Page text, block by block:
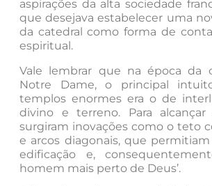
aspirações da alta sociedade
que desejava estabelecer uma
da catedral como forma de
espiritual.
Vale lembrar que na época da
Notre Dame, o principal
templos enormes era o de
divino e terreno. Para alcançar
surgiram inovações como o teto
e arcos diagonais, que
edificação e,
homem mais perto de Deus’.